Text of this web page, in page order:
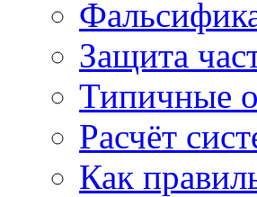
Защита
Типичные
Расчёт
Как